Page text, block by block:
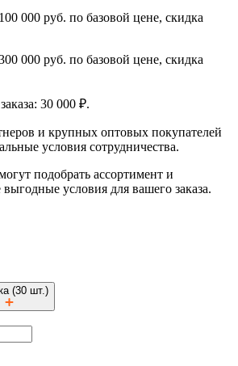
000 руб. по базовой цене, скидка
000 руб. по базовой цене, скидка
30 000 ₽.
и крупных оптовых покупателей
условия сотрудничества.
подобрать ассортимент и
условия для вашего заказа.
(30 шт.)